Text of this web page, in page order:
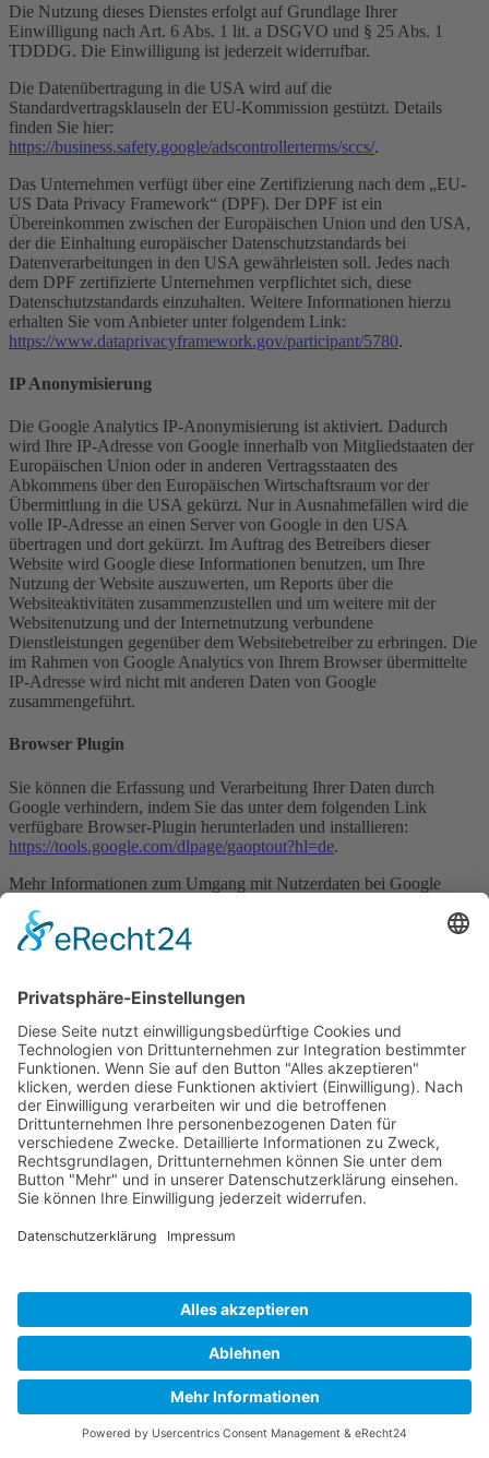
Die Nutzung dieses Dienstes erfolgt auf Grundlage Ihrer
Einwilligung nach Art. 6 Abs. 1 lit. a DSGVO und § 25 Abs. 1
TDDDG. Die Einwilligung ist jederzeit widerrufbar.
Die Datenübertragung in die USA wird auf die
Standardvertragsklauseln der EU-Kommission gestützt. Details
finden Sie hier:
https://business.safety.google/adscontrollerterms/sccs/.
Das Unternehmen verfügt über eine Zertifizierung nach dem „EU-
US Data Privacy Framework“ (DPF). Der DPF ist ein
Übereinkommen zwischen der Europäischen Union und den USA,
der die Einhaltung europäischer Datenschutzstandards bei
Datenverarbeitungen in den USA gewährleisten soll. Jedes nach
dem DPF zertifizierte Unternehmen verpflichtet sich, diese
Datenschutzstandards einzuhalten. Weitere Informationen hierzu
erhalten Sie vom Anbieter unter folgendem Link:
https://www.dataprivacyframework.gov/participant/5780.
IP Anonymisierung
Die Google Analytics IP-Anonymisierung ist aktiviert. Dadurch
wird Ihre IP-Adresse von Google innerhalb von Mitgliedstaaten der
Europäischen Union oder in anderen Vertragsstaaten des
Abkommens über den Europäischen Wirtschaftsraum vor der
Übermittlung in die USA gekürzt. Nur in Ausnahmefällen wird die
volle IP-Adresse an einen Server von Google in den USA
übertragen und dort gekürzt. Im Auftrag des Betreibers dieser
Website wird Google diese Informationen benutzen, um Ihre
Nutzung der Website auszuwerten, um Reports über die
Websiteaktivitäten zusammenzustellen und um weitere mit der
Websitenutzung und der Internetnutzung verbundene
Dienstleistungen gegenüber dem Websitebetreiber zu erbringen. Die
im Rahmen von Google Analytics von Ihrem Browser übermittelte
IP-Adresse wird nicht mit anderen Daten von Google
zusammengeführt.
Browser Plugin
Sie können die Erfassung und Verarbeitung Ihrer Daten durch
Google verhindern, indem Sie das unter dem folgenden Link
verfügbare Browser-Plugin herunterladen und installieren:
https://tools.google.com/dlpage/gaoptout?hl=de.
Mehr Informationen zum Umgang mit Nutzerdaten bei Google
https://support.google.com/analytics/answer/6004245?hl=de
Wir nutzen Google-Signale. Wenn Sie unsere Website besuchen,
erfasst Google Analytics u. a. Ihren Standort, Suchverlauf und
YouTube-Verlauf sowie demografische Daten (Besucherdaten).
Diese Daten können mit Hilfe von Google-Signal für personalisierte
Werbung verwendet werden. Wenn Sie über ein Google-Konto
verfügen, werden die Besucherdaten von Google-Signal mit Ihrem
Google-Konto verknüpft und für personalisierte Werbebotschaften
verwendet. Die Daten werden außerdem für die Erstellung
anonymisierter Statistiken zum Nutzerverhalten unserer User
verwendet.
Auftragsverarbeitung
abgeschlossen und setzen die strengen Vorgaben der deutschen
Datenschutzbehörden bei der Nutzung von Google Analytics
vollständig um.
Google Analytics E-Commerce-Messung
Diese Website nutzt die Funktion „E-Commerce-Messung“ von
Google Analytics. Mit Hilfe von E-Commerce-Messung kann der